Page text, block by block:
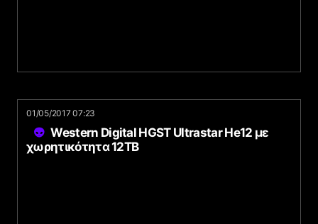
01/05/2017 07:23
Western Digital HGST Ultrastar He12 με
χωρητικότητα 12TB